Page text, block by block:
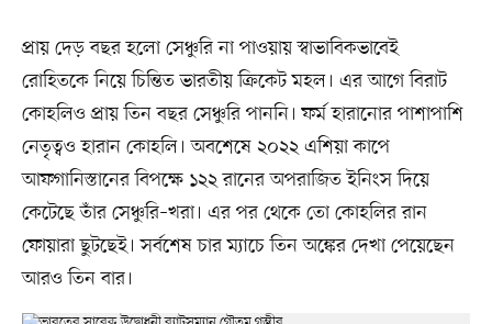
প্রায় দেড় বছর হলো সেঞ্চুরি না পাওয়ায় স্বাভাবিকভাবেই
রোহিতকে নিয়ে চিন্তিত ভারতীয় ক্রিকেট মহল। এর আগে বিরাট
কোহলিও প্রায় তিন বছর সেঞ্চুরি পাননি। ফর্ম হারানোর পাশাপাশি
নেতৃত্বও হারান কোহলি। অবশেষে ২০২২ এশিয়া কাপে
আফগানিস্তানের বিপক্ষে ১২২ রানের অপরাজিত ইনিংস দিয়ে
কেটেছে তাঁর সেঞ্চুরি–খরা। এর পর থেকে তো কোহলির রান
ফোয়ারা ছুটছেই। সর্বশেষ চার ম্যাচে তিন অঙ্কের দেখা পেয়েছেন
আরও তিন বার।